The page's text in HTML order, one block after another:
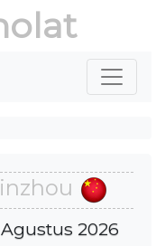
2026